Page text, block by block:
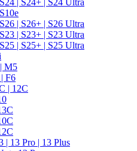
| S26+ | S26 Ultra
| S23+ | S23 Ultra
| S25+ | S25 Ultra
M5
F6
| 12C
| 13 Pro | 13 Plus